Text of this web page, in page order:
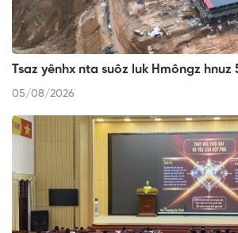
Tsaz yênhx nta suôz luk Hmôngz
05/08/2026